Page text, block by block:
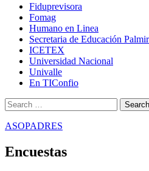
Fiduprevisora
Fomag
Humano en Linea
Secretaria de Educación
ICETEX
Universidad Nacional
Univalle
En TIConfio
Search
for:
ASOPADRES
Encuestas